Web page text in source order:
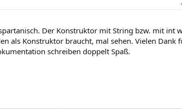
Der Konstruktor mit String bzw. mit int
als Konstruktor braucht, mal sehen. Vielen Dank
schreiben doppelt Spaß.